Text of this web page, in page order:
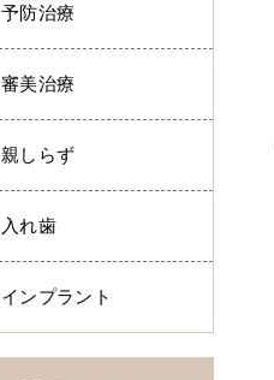
予防治療
審美治療
親しらず
入れ歯
インプラント